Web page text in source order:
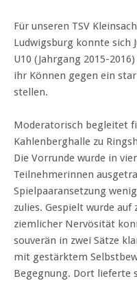
Für unseren TSV
Ludwigsburg konnte sich
U10 (Jahrgang 2015-
ihr Können gegen ein
stellen.
Moderatorisch begleitet
Kahlenberghalle zu
Die Vorrunde wurde in
Teilnehmerinnen
Spielpaaransetzung
zulies. Gespielt wurde auf
ziemlicher Nervösität
souverän in zwei Sätze
mit gestärktem
Begegnung. Dort lieferte